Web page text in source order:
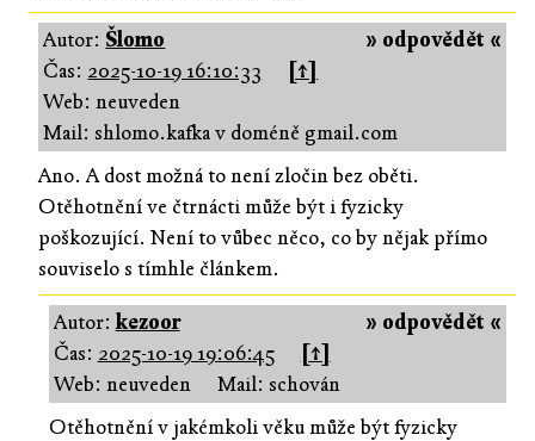
» odpovědět «
Autor: Šlomo
Čas: 2025-10-19 16:10:33
[↑]
Web: neuveden
Mail: shlomo.kafka v doméně gmail.com
Ano. A dost možná to není zločin bez oběti.
Otěhotnění ve čtrnácti může být i fyzicky
poškozující. Není to vůbec něco, co by nějak přímo
souviselo s tímhle článkem.
» odpovědět «
Autor:kezoor
Čas: 2025-10-19 19:06:45
[↑]
Web: neuveden
Mail: schován
Otěhotnění v jakémkoli věku může být fyzicky